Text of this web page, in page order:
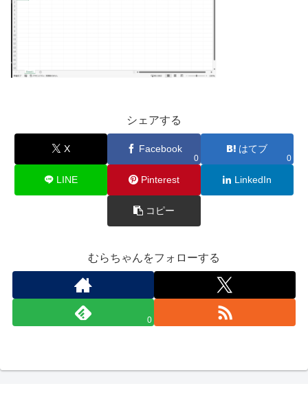
シェアする
X Facebook
0
はてブ
0
LINE Pinterest LinkedIn
コピー
むらちゃんをフォローする
0